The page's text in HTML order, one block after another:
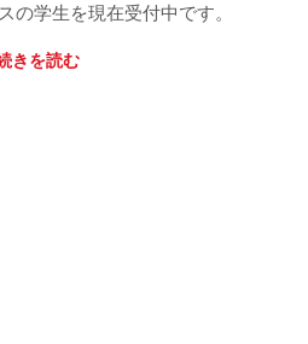
の学生を現在受付中です。
きを読む